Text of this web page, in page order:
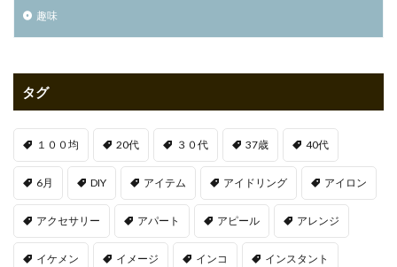
趣味
タグ
１００均 20代 ３０代 37歳 40代
6月 DIY アイテム アイドリング アイロン
アクセサリー アパート アピール アレンジ
イケメン イメージ インコ インスタント